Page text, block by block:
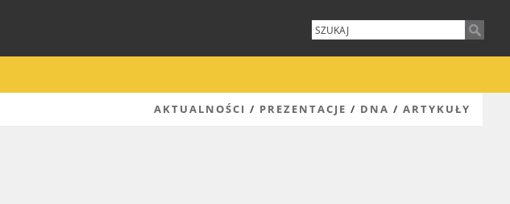
AKTUALNOŚCI / PREZENTACJE / DNA / ARTYKUŁY